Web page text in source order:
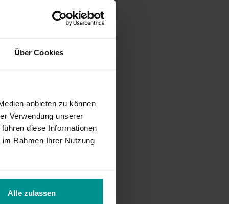
Über Cookies
anbieten zu können
Verwendung unserer
diese Informationen
Rahmen Ihrer Nutzung
Alle zulassen